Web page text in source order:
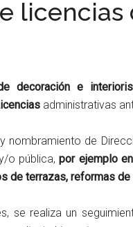
licencias
decoración e
administrativas
nombramiento de
o pública, por ejemplo
de terrazas, reformas
se realiza un